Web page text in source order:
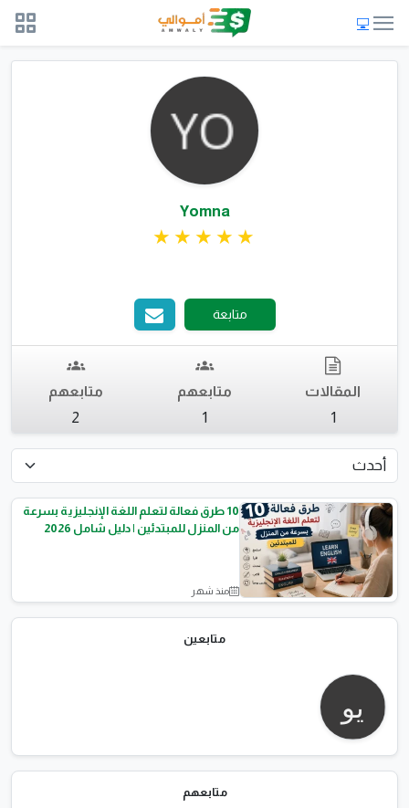
Yomna
متابعة
المقالات
1
متابعهم
1
متابعهم
2
متابعين
متابعهم
تعلم اللغات
10 طرق فعالة لتعلم اللغة الإنجليزية بسرعة
من المنزل للمبتدئين | دليل شامل 2026
منذ شهر